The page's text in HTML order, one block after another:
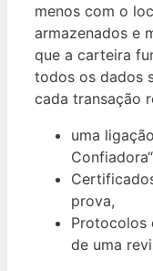
menos com o
armazenados e
que a carteira
todos os dados
cada transação
uma
prova,
Protocolos
de uma